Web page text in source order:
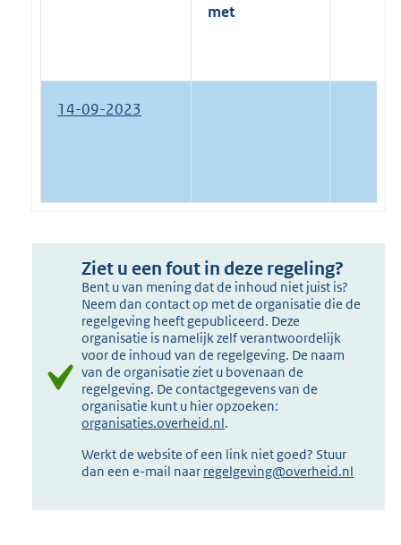
met
14-09-2023
Ziet u een fout in deze regeling?
Bent u van mening dat de inhoud niet juist is?
Neem dan contact op met de organisatie die de
regelgeving heeft gepubliceerd. Deze
organisatie is namelijk zelf verantwoordelijk
voor de inhoud van de regelgeving. De naam
van de organisatie ziet u bovenaan de
regelgeving. De contactgegevens van de
organisatie kunt u hier opzoeken:
organisaties.overheid.nl.
Werkt de website of een link niet goed? Stuur
dan een e-mail naar regelgeving@overheid.nl